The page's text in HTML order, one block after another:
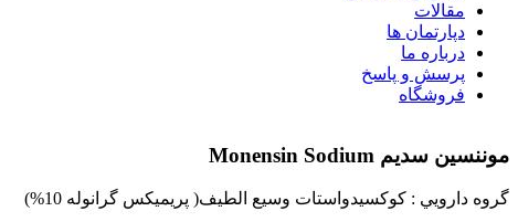
مقالات
دپارتمان ها
درباره ما
پرسش و پاسخ
فروشگاه
موننسين سديم Monensin Sodium
گروه دارويي : كوكسيدواستات وسيع الطيف( پريميكس گرانوله 10%)